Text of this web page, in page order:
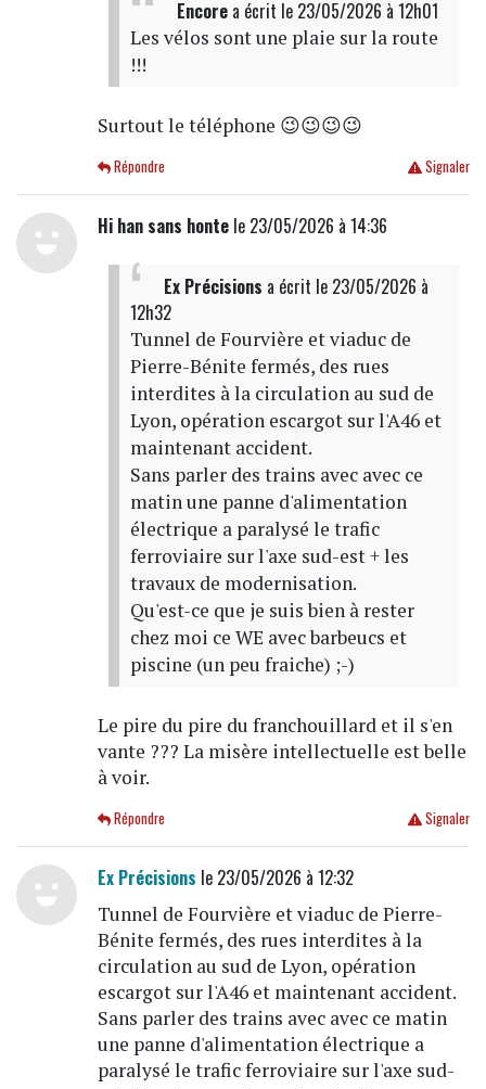
Encorea écrit le 23/05/2026 à 12h01
Les vélos sont une plaie sur la route
!!!
Surtout le téléphone 😉😉😉😉
Signaler
Répondre
Hi han sans hontele 23/05/2026 à 14:36
Ex Précisions a écrit le 23/05/2026 à
12h32
Tunnel de Fourvière et viaduc de
Pierre-Bénite fermés, des rues
interdites à la circulation au sud de
Lyon, opération escargot sur l'A46 et
maintenant accident.
Sans parler des trains avec avec ce
matin une panne d'alimentation
électrique a paralysé le trafic
ferroviaire sur l'axe sud-est + les
travaux de modernisation.
Qu'est-ce que je suis bien à rester
chez moi ce WE avec barbeucs et
piscine (un peu fraiche) ;-)
Le pire du pire du franchouillard et il s'en
vante ??? La misère intellectuelle est belle
à voir.
Signaler
Répondre
Ex Précisions le 23/05/2026 à 12:32
Tunnel de Fourvière et viaduc de Pierre-
Bénite fermés, des rues interdites à la
circulation au sud de Lyon, opération
escargot sur l'A46 et maintenant accident.
Sans parler des trains avec avec ce matin
une panne d'alimentation électrique a
paralysé le trafic ferroviaire sur l'axe sud-